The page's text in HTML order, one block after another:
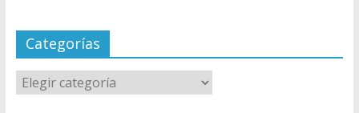
Categorías